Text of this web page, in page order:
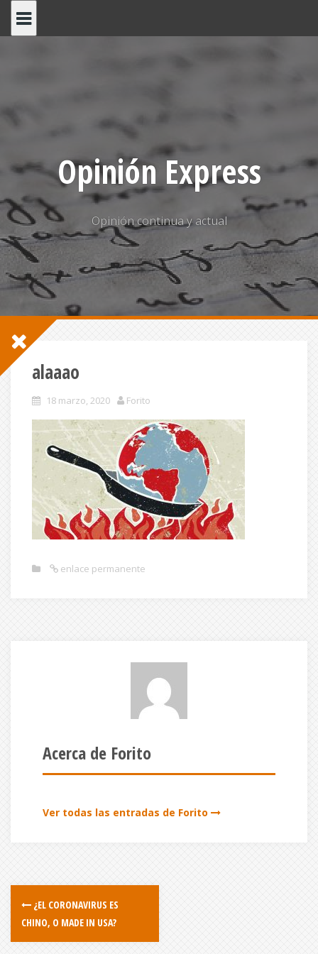
Opinión Express
Opinión continua y actual
alaaao
18 marzo, 2020 Forito
enlace permanente
Acerca de Forito
Ver todas las entradas de Forito
¿EL CORONAVIRUS ES
CHINO, O MADE IN USA?